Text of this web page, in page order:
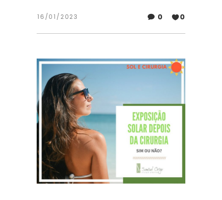
16/01/2023 0 0